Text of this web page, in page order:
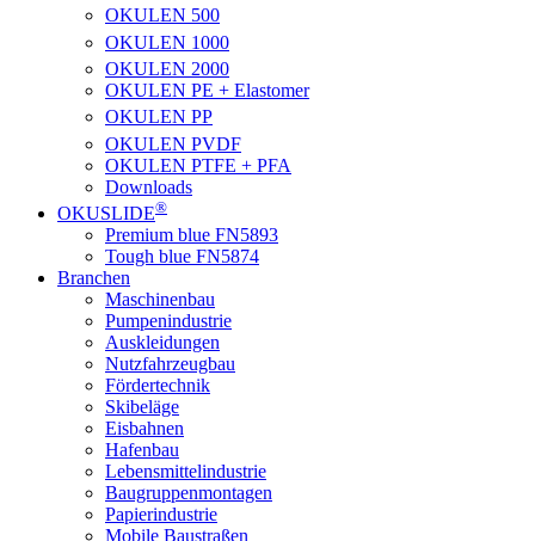
OKULEN 500
OKULEN 1000
OKULEN 2000
OKULEN PE + Elastomer
OKULEN PP
OKULEN PVDF
OKULEN PTFE + PFA
Downloads
OKUSLIDE®
Premium blue FN5893
Tough blue FN5874
Branchen
Maschinenbau
Pumpenindustrie
Auskleidungen
Nutzfahrzeugbau
Fördertechnik
Skibeläge
Eisbahnen
Hafenbau
Lebensmittelindustrie
Baugruppenmontagen
Papierindustrie
Mobile Baustraßen